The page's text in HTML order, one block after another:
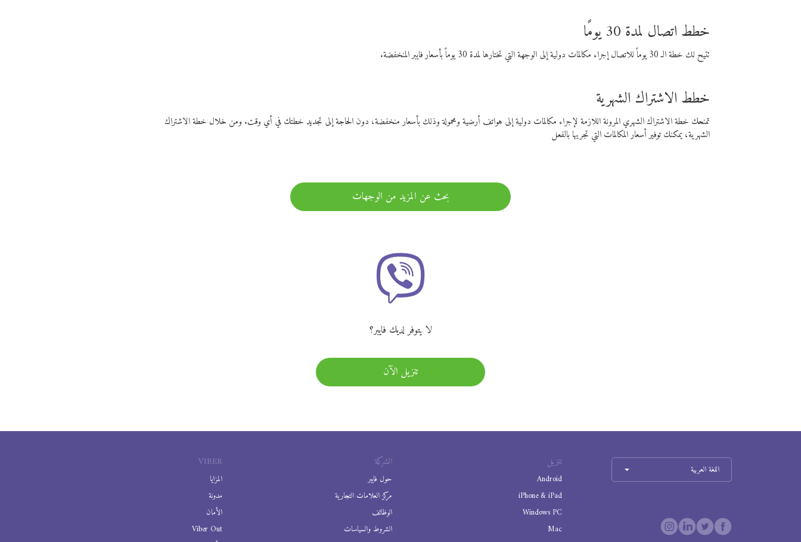
خطط اتصال لمدة 30 يومًا
تتيح لك خطة الـ 30 يوماً للاتصال إجراء مكالمات دولية إلى الوجهة التي تختارها لمدة 30 يوماً بأسعار فايبر المنخفضة.
خطط الاشتراك الشهرية
تمنحك خطة الاشتراك الشهري المرونة اللازمة لإجراء مكالمات دولية إلى هواتف أرضية ومحمولة وذلك بأسعار منخفضة، دون الحاجة إلى تجديد خطتك في أي وقت. ومن خلال خطة الاشتراك
الشهرية، يمكنك توفير أسعار المكالمات التي تجريها بالفعل
بحث عن المزيد من الوجهات
لا يتوفر لديك فايبر؟
تنزيل الآن
VIBER
المزايا
مدونة
الأمان
Viber Out
الشركة
حول فايبر
مركز العلامات التجارية
الوظائف
الشروط والسياسات
تنزيل
Android
iPhone & iPad
Windows PC
Mac
اللغة العربية